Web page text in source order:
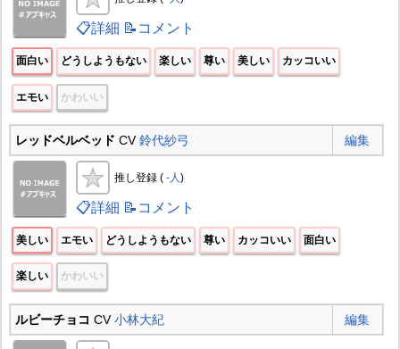
📋詳細 📝コメント
面白い どうしようもない 楽しい 尊い 美しい カッコいい
エモい かわいい
レッドベルベッド CV鈴代紗弓 編集
推し登録 ( -人)
📋詳細 📝コメント
美しい エモい どうしようもない 尊い カッコいい 面白い
楽しい かわいい
ルビーチョコ CV小林大紀 編集